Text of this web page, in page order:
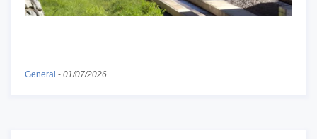
General - 01/07/2026